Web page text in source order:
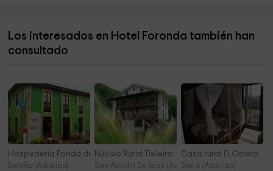
Ermita de la Paz 5,0 km
Los interesados en Hotel Foronda también han
consultado
Hospedería Fonda de Ponga
Beleño (Asturias)
Núcleo Rural Tixileiro
San Antolin De Ibias (Asturias)
Casa rural El Calero
Siero (Asturias)